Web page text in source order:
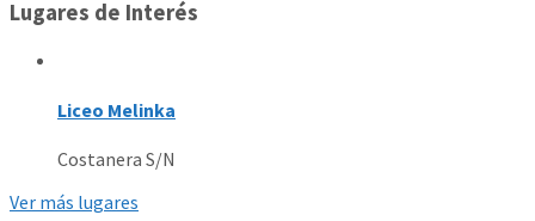
Lugares de Interés
Liceo Melinka
Costanera S/N
Ver más lugares